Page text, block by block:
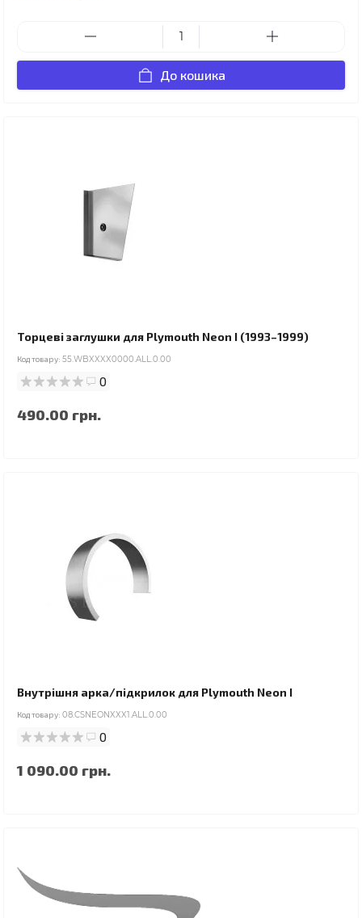
До кошика
Торцеві заглушки для Plymouth Neon I (1993–1999)
Код товару: 55.WBXXXX0000.ALL.0.00
0
490.00 грн.
Внутрішня арка/підкрилок для Plymouth Neon I
Код товару: 08.CSNEONXXX1.ALL.0.00
0
1 090.00 грн.